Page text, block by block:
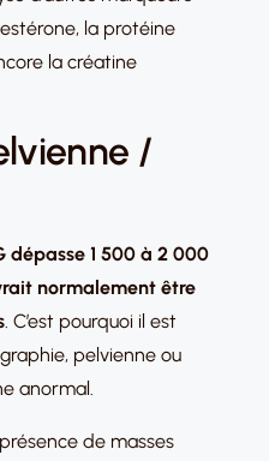
la protéine
la créatine
/
dépasse 1 500 à 2 000
normalement être
. C’est pourquoi il est
pelvienne ou
anormal.
de masses